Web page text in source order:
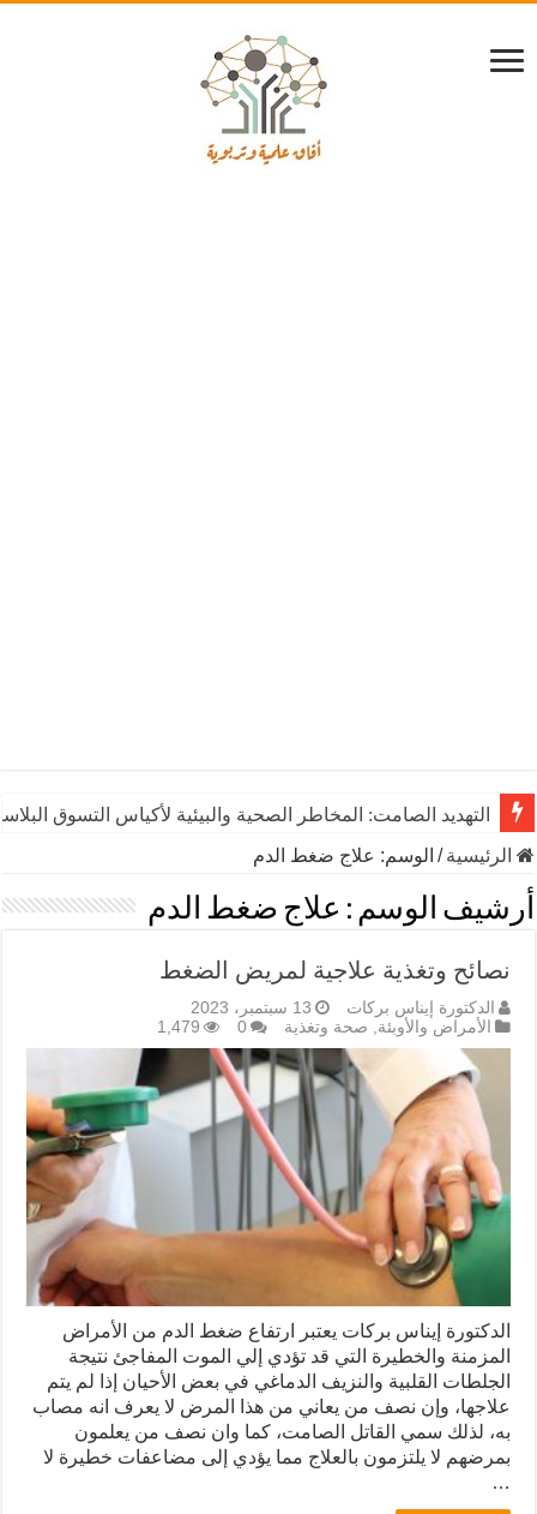
التهديد الصامت: المخاطر الصحية والبيئية لأكياس التسوق
الرئيسية/ الوسم: علاج ضغط الدم
أرشيف الوسم : علاج ضغط الدم
نصائح وتغذية علاجية لمريض الضغط
الدكتورة إيناس بركات
13 سبتمبر، 2023
الأمراض والأوبئة, صحة وتغذية 0
1,479
الدكتورة إيناس بركات يعتبر ارتفاع ضغط الدم من الأمراض
المزمنة والخطيرة التي قد تؤدي إلي الموت المفاجئ نتيجة
الجلطات القلبية والنزيف الدماغي في بعض الأحيان إذا لم يتم
علاجها، وإن نصف من يعاني من هذا المرض لا يعرف انه مصاب
به، لذلك سمي القاتل الصامت، كما وان نصف من يعلمون
بمرضهم لا يلتزمون بالعلاج مما يؤدي إلى مضاعفات خطيرة لا
…